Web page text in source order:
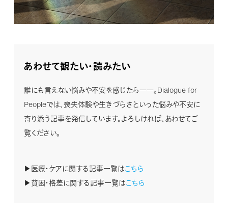
あわせて観たい・読みたい
誰にも言えない悩みや不安を感じたら――。Dialogue for
Peopleでは、喪失体験や生きづらさといった悩みや不安に
寄り添う記事を発信しています。よろしければ、あわせてご
覧ください。
▶医療・ケアに関する記事一覧はこちら
▶貧困・格差に関する記事一覧はこちら